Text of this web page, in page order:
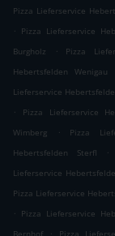
Pizza Lieferservice
. Pizza Lieferservice
Burgholz
. Pizza
Hebertsfelden Wenigau
Lieferservice
.
Pizza Lieferservice
Wimberg
. Pizza
Hebertsfelden Sterfl
.
Lieferservice
Pizza Lieferservice
. Pizza Lieferservice
.